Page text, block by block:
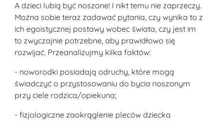
A dzieci lubią być noszone! I nikt temu nie zaprzeczy.
Można sobie teraz zadawać pytania, czy wynika to z
ich egoistycznej postawy wobec świata, czy jest im
to zwyczajnie potrzebne, aby prawidłowo się
rozwijać. Przeanalizujmy kilka faktów:
- noworodki posiadają odruchy, które mogą
świadczyć o przystosowaniu do bycia noszonym
przy ciele rodzica/opiekuna;
- fizjologiczne zaokrąglenie pleców dziecka